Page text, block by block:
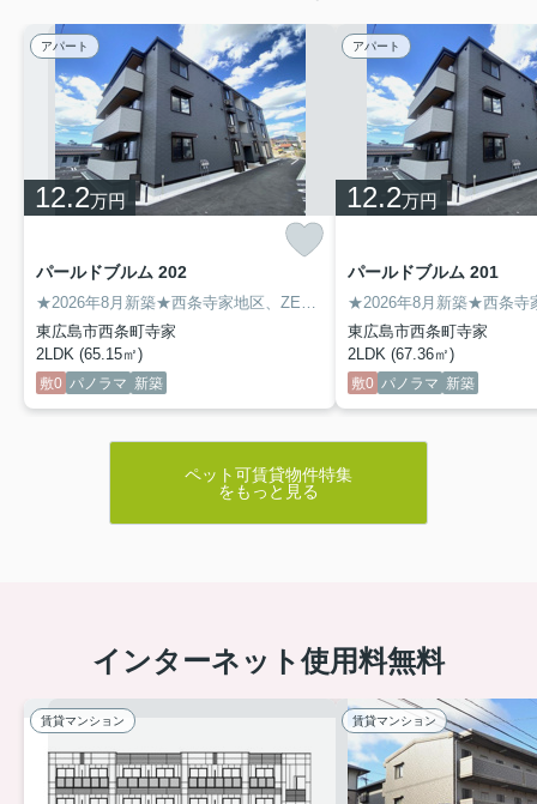
アパート
12.2万円
パールドブルム 202
★2026年8月新築★西条寺家地区、ZEHマンション2LDKタイプです。住まいの断熱性・省エネ性能を上げることにより、年間の一次消費エネルギー量（空調・給湯・照明・換気）の収支をプラスマイナス【ゼロ】に近づけるZEH住宅で快適な毎日をお過ごしください！
東広島市西条町寺家
2LDK (65.15㎡)
敷0 パノラマ 新築
アパート
12.2万円
パールドブルム 201
東広島市西条町寺家
2LDK (67.36㎡)
敷0 パノラマ 新築
ペット可賃貸物件特集
をもっと見る
インターネット使用料無料
賃貸マンション 賃貸マンション